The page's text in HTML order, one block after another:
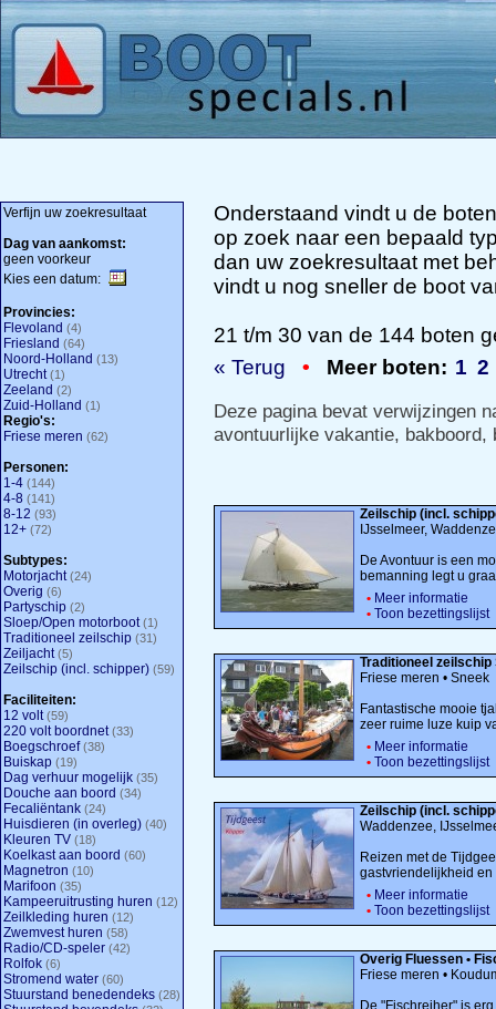
Verfijn uw zoekresultaat
Dag van aankomst:
geen voorkeur
Kies een datum:
Provincies:
Flevoland (4)
Friesland (64)
Noord-Holland (13)
Utrecht (1)
Zeeland (2)
Zuid-Holland (1)
Regio's:
Friese meren (62)
Personen:
1-4 (144)
4-8 (141)
8-12 (93)
12+ (72)
Subtypes:
Motorjacht (24)
Overig (6)
Partyschip (2)
Sloep/Open motorboot (1)
Traditioneel zeilschip (31)
Zeiljacht (5)
Zeilschip (incl. schipper) (59)
Faciliteiten:
12 volt (59)
220 volt boordnet (33)
Boegschroef (38)
Buiskap (19)
Dag verhuur mogelijk (35)
Douche aan boord (34)
Fecaliëntank (24)
Huisdieren (in overleg) (40)
Kleuren TV (18)
Koelkast aan boord (60)
Magnetron (10)
Marifoon (35)
Kampeeruitrusting huren (12)
Zeilkleding huren (12)
Zwemvest huren (58)
Radio/CD-speler (42)
Rolfok (6)
Stromend water (60)
Stuurstand benedendeks (28)
Onderstaand vindt u de
op zoek naar een bepaald
dan uw zoekresultaat met
vindt u nog sneller de boot
21 t/m 30 van de 144 boten
« Terug
• Meer boten: 1 2
Deze pagina bevat verwijzingen
avontuurlijke vakantie, bakboord,
Zeilschip (incl.
IJsselmeer,
De Avontuur is een
bemanning legt u
• Meer informatie
• Toon bezettingslijst
Traditioneel zeilschip
Friese meren • Sneek
Fantastische mooie
zeer ruime luze kuip
• Meer informatie
• Toon bezettingslijst
Zeilschip (incl.
Waddenzee,
Reizen met de
gastvriendelijkheid en
• Meer informatie
• Toon bezettingslijst
Overig Fluessen •
Friese meren •
De "Fischreiher" is